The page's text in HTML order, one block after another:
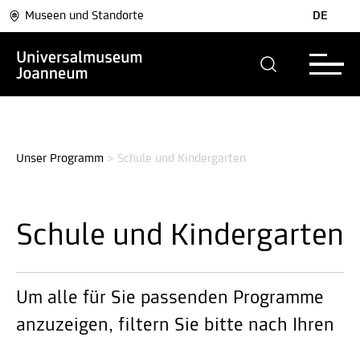
Museen und Standorte DE
Unser Programm > Schule und Kindergarten
Schule und Kindergarten
Um alle für Sie passenden Programme
anzuzeigen, filtern Sie bitte nach Ihren